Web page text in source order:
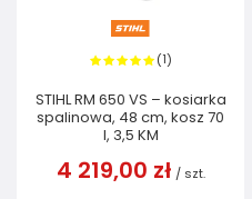
(1)
STIHL RM 650 VS – kosiarka
spalinowa, 48 cm, kosz 70
l, 3,5 KM
4 219,00 zł / szt.